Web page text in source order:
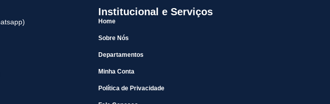
Institucional e Serviços
Home
Sobre Nós
Departamentos
Minha Conta
Política de Privacidade